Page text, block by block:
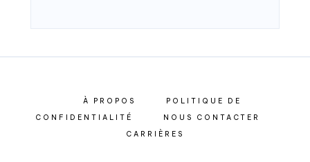
À PROPOS
POLITIQUE DE
CONFIDENTIALITÉ
NOUS CONTACTER
CARRIÈRES